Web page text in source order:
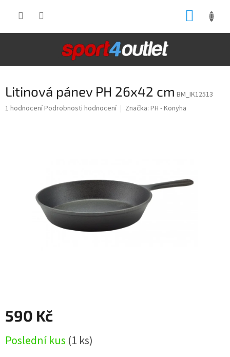
Litinová pánev PH 26x42 cm BM_IK12513
Průměrné
1 hodnoceníPodrobnosti hodnocení Značka: PH - Konyha
590 Kč
cena:
Poslední kus (1 ks)